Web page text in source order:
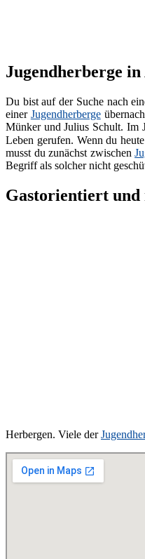
Jugendherberge
Du bist auf der Suche nach
einer Jugendherberge
Münker und Julius Schult. Im
Leben gerufen. Wenn du
musst du zunächst zwischen
Begriff als solcher nicht
Gastorientiert und
Herbergen. Viele der